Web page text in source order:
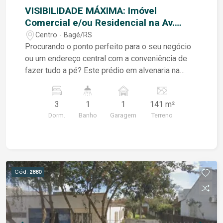
VISIBILIDADE MÁXIMA: Imóvel
Comercial e/ou Residencial na Av.
Marechal Floriano!
Centro - Bagé/RS
Procurando o ponto perfeito para o seu negócio
ou um endereço central com a conveniência de
fazer tudo a pé? Este prédio em alvenaria na
comercial imbatível com 11,85 metros de
fachada direta na avenida principal. Localizado
em região de altíssimo fluxo de pedestres e
distribuídos, cozinha prática, banheiro social e
uma charmosa sala de estar com lareira, perfeita
para o clima da nossa região. Terreno Otimizado:
Com 141,09 de área total, aproveitando ao
máximo o potencial construtivo no alinhamento
3
Dorm.
1
Banho
1
Garagem
141 m²
Terreno
Cód. 2880